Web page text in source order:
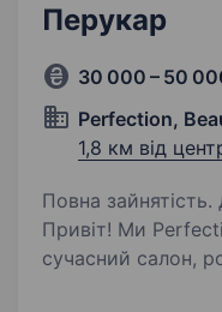
Перукар
30 000 – 50
Perfection,
1,8 км від
Повна зайнятість.
Привіт! Ми
сучасний салон,